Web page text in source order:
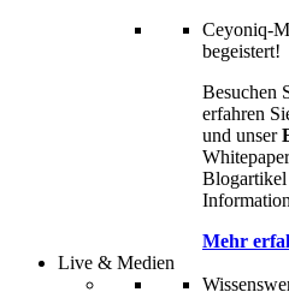
Ceyoniq-
begeistert!
Besuchen
erfahren
und unser
Mehr
Live & Medien